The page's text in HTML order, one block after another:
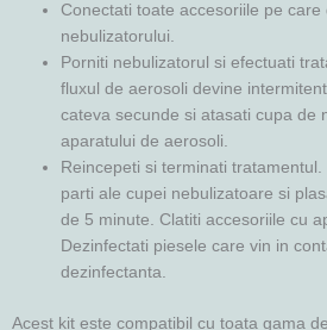
Conectati toate accesoriile pe
nebulizatorului.
Porniti nebulizatorul si efectuati
fluxul de aerosoli devine
cateva secunde si atasati cupa de
aparatului de aerosoli.
Reincepeti si terminati
parti ale cupei nebulizatoare si
de 5 minute. Clatiti accesoriile cu
Dezinfectati piesele care vin in
dezinfectanta.
Acest kit este compatibil cu toata gama